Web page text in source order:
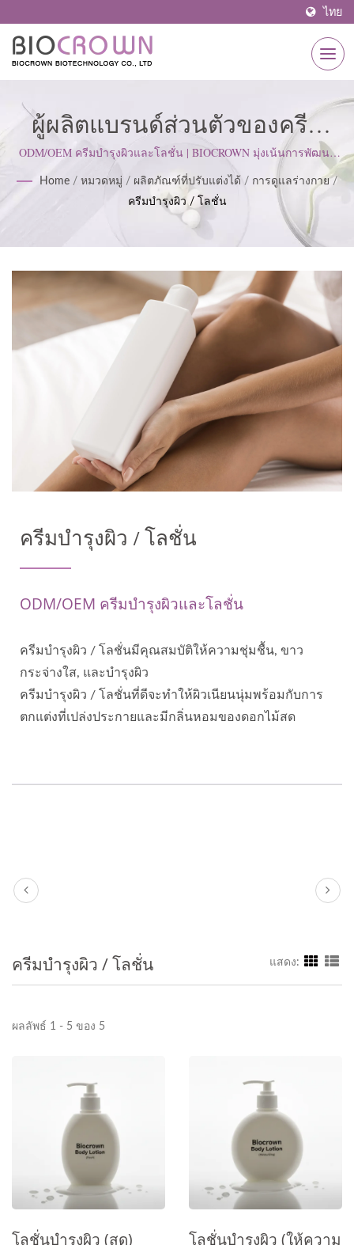
ไทย
ผู้ผลิตแบรนด์ส่วนตัวของครีม
บำรุงผิวและโลชั่น | ผู้ผลิต
ผลิตภัณฑ์ดูแลผิวที่ได้รับการ
รับรอง ISO & GMP ตั้งแต่ปี 1977
| BIOCROWN
ODM/OEM ครีมบำรุงผิวและโลชั่น | BIOCROWN มุ่งเน้นการพัฒนา
ผลิตภัณฑ์ดูแลผิว เราปฏิบัติตามมาตรฐาน ISO22716 และหลักการผลิต
ที่ดี (GMP) โดยยึดมั่นในทัศนคติที่เข้มงวดเพื่อตอบสนองความคาดหวัง
ของลูกค้า.
Home / หมวดหมู่ / ผลิตภัณฑ์ที่ปรับแต่งได้ / การดูแลร่างกาย /
ครีมบำรุงผิว / โลชั่น
ครีมบำรุงผิว / โลชั่น
ODM/OEM ครีมบำรุงผิวและโลชั่น
ครีมบำรุงผิว / โลชั่นมีคุณสมบัติให้ความชุ่มชื้น, ขาว
กระจ่างใส, และบำรุงผิว
ครีมบำรุงผิว / โลชั่นที่ดีจะทำให้ผิวเนียนนุ่มพร้อมกับการ
ตกแต่งที่เปล่งประกายและมีกลิ่นหอมของดอกไม้สด
ครีมบำรุงผิว / โลชั่น แสดง:
ผลลัพธ์ 1 - 5 ของ 5
โลชั่นบำรุงผิว (สด)
โลชั่นบำรุงผิว (ให้ความ